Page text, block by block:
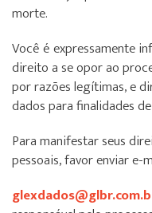
morte.
Você é expressamente
direito a se opor ao
por razões legítimas, e
dados para finalidades
Para manifestar seus
pessoais, favor enviar e-